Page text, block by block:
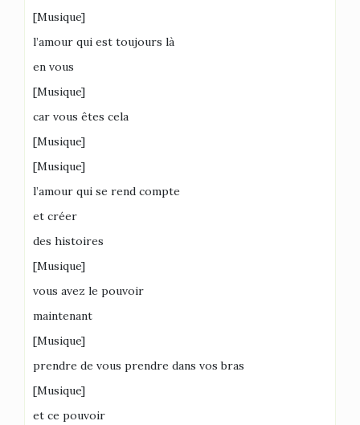
[Musique]
l’amour qui est toujours là
en vous
[Musique]
car vous êtes cela
[Musique]
[Musique]
l’amour qui se rend compte
et créer
des histoires
[Musique]
vous avez le pouvoir
maintenant
[Musique]
prendre de vous prendre dans vos bras
[Musique]
et ce pouvoir